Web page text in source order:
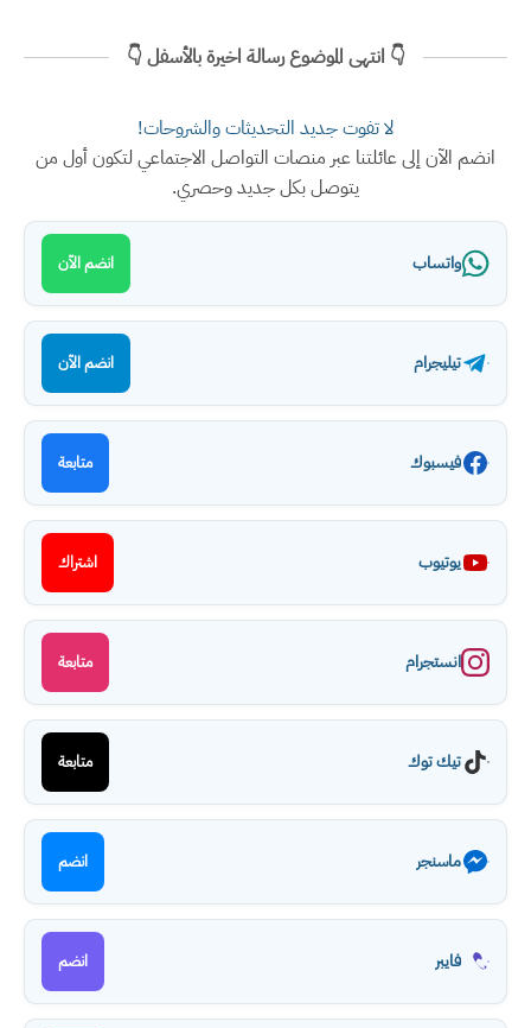
👇 انتهى الموضوع رسالة اخيرة بالأسفل 👇
لا تفوت جديد التحديثات والشروحات!
انضم الآن إلى عائلتنا عبر منصات التواصل الاجتماعي لتكون أول من
يتوصل بكل جديد وحصري.
واتساب انضم الآن
تيليجرام انضم الآن
فيسبوك متابعة
يوتيوب اشتراك
انستجرام متابعة
تيك توك متابعة
ماسنجر انضم
فايبر انضم